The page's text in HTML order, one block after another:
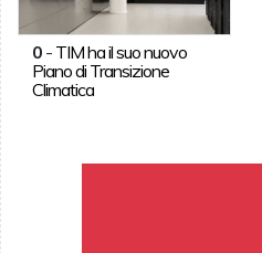
0- TIM ha il suo nuovo
Piano di Transizione
Climatica